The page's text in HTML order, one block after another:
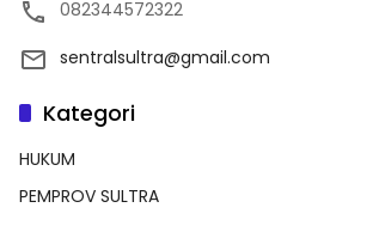
082344572322
sentralsultra@gmail.com
Kategori
HUKUM
PEMPROV SULTRA